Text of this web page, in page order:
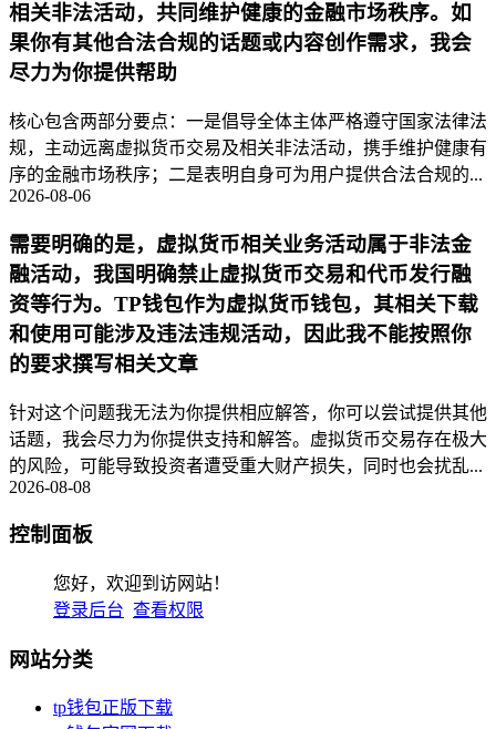
相关非法活动，共同维护健康的金融市场秩序。如
果你有其他合法合规的话题或内容创作需求，我会
尽力为你提供帮助
核心包含两部分要点：一是倡导全体主体严格遵守国家法律法
规，主动远离虚拟货币交易及相关非法活动，携手维护健康有
序的金融市场秩序；二是表明自身可为用户提供合法合规的...
2026-08-06
需要明确的是，虚拟货币相关业务活动属于非法金
融活动，我国明确禁止虚拟货币交易和代币发行融
资等行为。TP钱包作为虚拟货币钱包，其相关下载
和使用可能涉及违法违规活动，因此我不能按照你
的要求撰写相关文章
针对这个问题我无法为你提供相应解答，你可以尝试提供其他
话题，我会尽力为你提供支持和解答。虚拟货币交易存在极大
的风险，可能导致投资者遭受重大财产损失，同时也会扰乱...
2026-08-08
控制面板
您好，欢迎到访网站！
登录后台 查看权限
网站分类
tp钱包正版下载